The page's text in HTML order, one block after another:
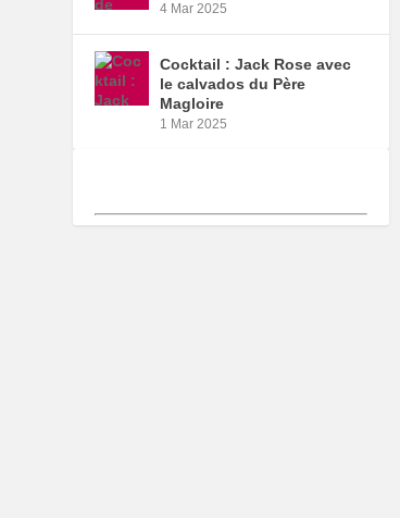
4 Mar 2025
Cocktail : Jack Rose avec
le calvados du Père
Magloire
1 Mar 2025